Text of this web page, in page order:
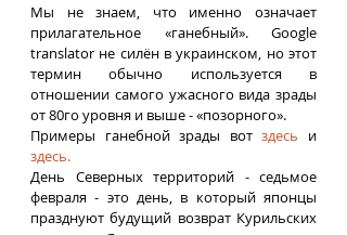
Мы не знаем, что именно означает
прилагательное «ганебный». Google
translator не силён в украинском, но этот
термин обычно используется в
отношении самого ужасного вида зрады
от 80го уровня и выше - «позорного».
Примеры ганебной зрады вот здесь
здесь.
День Северных территорий - седьмое
февраля - это день, в который японцы
празднуют будущий возврат Курильских